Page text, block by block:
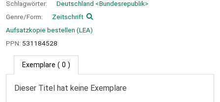
Schlagwörter:
Deutschland <Bundesrepublik>
Genre/Form:
Zeitschrift
Aufsatzkopie bestellen (LEA)
PPN: 531184528
Exemplare ( 0 )
Dieser Titel hat keine Exemplare